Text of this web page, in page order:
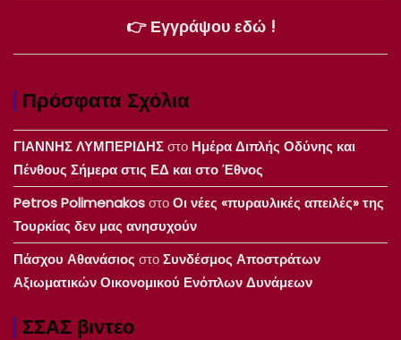
👉 Εγγράψου εδώ !
Πρόσφατα Σχόλια
ΓΙΑΝΝΗΣ ΛΥΜΠΕΡΙΔΗΣστο Ημέρα Διπλής Οδύνης και
Πένθους Σήμερα στις ΕΔ και στο Έθνος
Petros PolimenakosστοΟι νέες «πυραυλικές απειλές» της
Τουρκίας δεν μας ανησυχούν
Πάσχου Αθανάσιος στοΣυνδέσμος Αποστράτων
Αξιωματικών Οικονομικού Ενόπλων Δυνάμεων
ΣΣΑΣ βιντεο